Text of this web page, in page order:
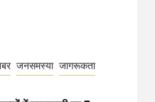
जनसमस्या जागरूकता